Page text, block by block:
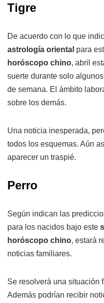
Tigre
De acuerdo con lo que
astrología oriental para
horóscopo chino, abril
suerte durante solo
de semana. El ámbito
sobre los demás.
Una noticia inesperada,
todos los esquemas. Aún
aparecer un traspié.
Perro
Según indican las
para los nacidos bajo este
horóscopo chino, estará
noticias familiares.
Se resolverá una situación
Además podrían recibir